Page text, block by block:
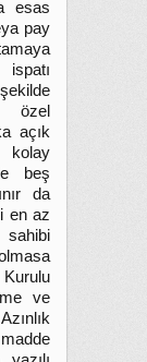
esas
pay
özel
açık
kolay
beş
da
en az
ve